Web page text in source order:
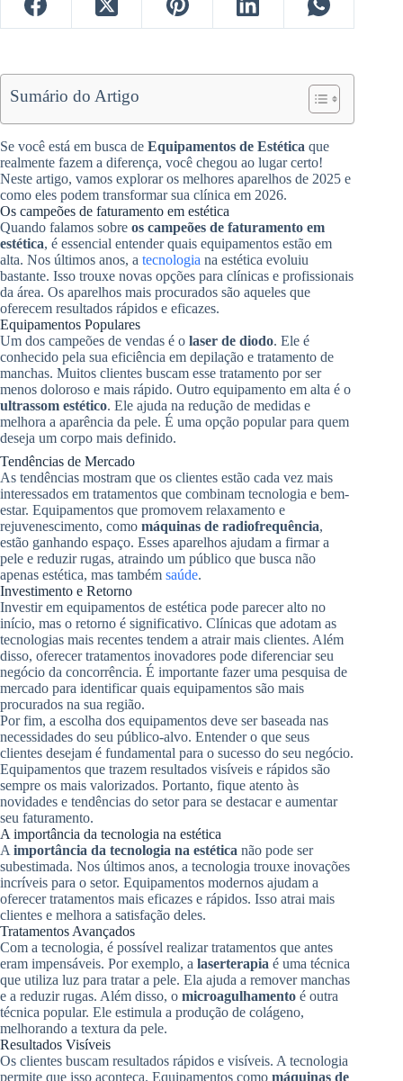
Sumário do Artigo
Se você está em busca de Equipamentos de Estética que
realmente fazem a diferença, você chegou ao lugar certo!
Neste artigo, vamos explorar os melhores aparelhos de 2025 e
como eles podem transformar sua clínica em 2026.
Os campeões de faturamento em estética
Quando falamos sobre os campeões de faturamento em
estética, é essencial entender quais equipamentos estão em
alta. Nos últimos anos, a tecnologia na estética evoluiu
bastante. Isso trouxe novas opções para clínicas e profissionais
da área. Os aparelhos mais procurados são aqueles que
oferecem resultados rápidos e eficazes.
Equipamentos Populares
Um dos campeões de vendas é o laser de diodo. Ele é
conhecido pela sua eficiência em depilação e tratamento de
manchas. Muitos clientes buscam esse tratamento por ser
menos doloroso e mais rápido. Outro equipamento em alta é o
ultrassom estético. Ele ajuda na redução de medidas e
melhora a aparência da pele. É uma opção popular para quem
deseja um corpo mais definido.
Tendências de Mercado
As tendências mostram que os clientes estão cada vez mais
interessados em tratamentos que combinam tecnologia e bem-
estar. Equipamentos que promovem relaxamento e
rejuvenescimento, como máquinas de radiofrequência,
estão ganhando espaço. Esses aparelhos ajudam a firmar a
pele e reduzir rugas, atraindo um público que busca não
apenas estética, mas também saúde.
Investimento e Retorno
Investir em equipamentos de estética pode parecer alto no
início, mas o retorno é significativo. Clínicas que adotam as
tecnologias mais recentes tendem a atrair mais clientes. Além
disso, oferecer tratamentos inovadores pode diferenciar seu
negócio da concorrência. É importante fazer uma pesquisa de
mercado para identificar quais equipamentos são mais
procurados na sua região.
Por fim, a escolha dos equipamentos deve ser baseada nas
necessidades do seu público-alvo. Entender o que seus
clientes desejam é fundamental para o sucesso do seu negócio.
Equipamentos que trazem resultados visíveis e rápidos são
sempre os mais valorizados. Portanto, fique atento às
novidades e tendências do setor para se destacar e aumentar
seu faturamento.
A importância da tecnologia na estética
A importância da tecnologia na estética não pode ser
subestimada. Nos últimos anos, a tecnologia trouxe inovações
incríveis para o setor. Equipamentos modernos ajudam a
oferecer tratamentos mais eficazes e rápidos. Isso atrai mais
clientes e melhora a satisfação deles.
Tratamentos Avançados
Com a tecnologia, é possível realizar tratamentos que antes
eram impensáveis. Por exemplo, a laserterapia é uma técnica
que utiliza luz para tratar a pele. Ela ajuda a remover manchas
e a reduzir rugas. Além disso, o microagulhamento é outra
técnica popular. Ele estimula a produção de colágeno,
melhorando a textura da pele.
Resultados Visíveis
Os clientes buscam resultados rápidos e visíveis. A tecnologia
permite que isso aconteça. Equipamentos como máquinas de